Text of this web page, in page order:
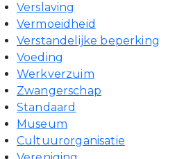
Verslaving
Vermoeidheid
Verstandelijke beperking
Voeding
Werkverzuim
Zwangerschap
Standaard
Museum
Cultuurorganisatie